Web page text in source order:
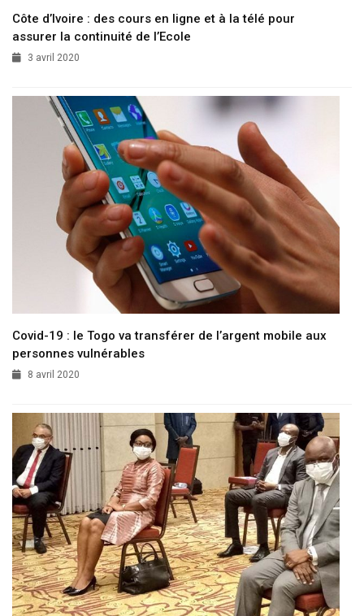
Côte d’Ivoire : des cours en ligne et à la télé pour
assurer la continuité de l’Ecole
3 avril 2020
Covid-19 : le Togo va transférer de l’argent mobile aux
personnes vulnérables
8 avril 2020